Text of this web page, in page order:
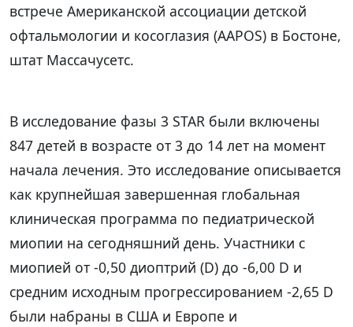
встрече Американской ассоциации детской
офтальмологии и косоглазия (AAPOS) в Бостоне,
штат Массачусетс.
В исследование фазы 3 STAR были включены
847 детей в возрасте от 3 до 14 лет на момент
начала лечения. Это исследование описывается
как крупнейшая завершенная глобальная
клиническая программа по педиатрической
миопии на сегодняшний день. Участники с
миопией от -0,50 диоптрий (D) до -6,00 D и
средним исходным прогрессированием -2,65 D
были набраны в США и Европе и